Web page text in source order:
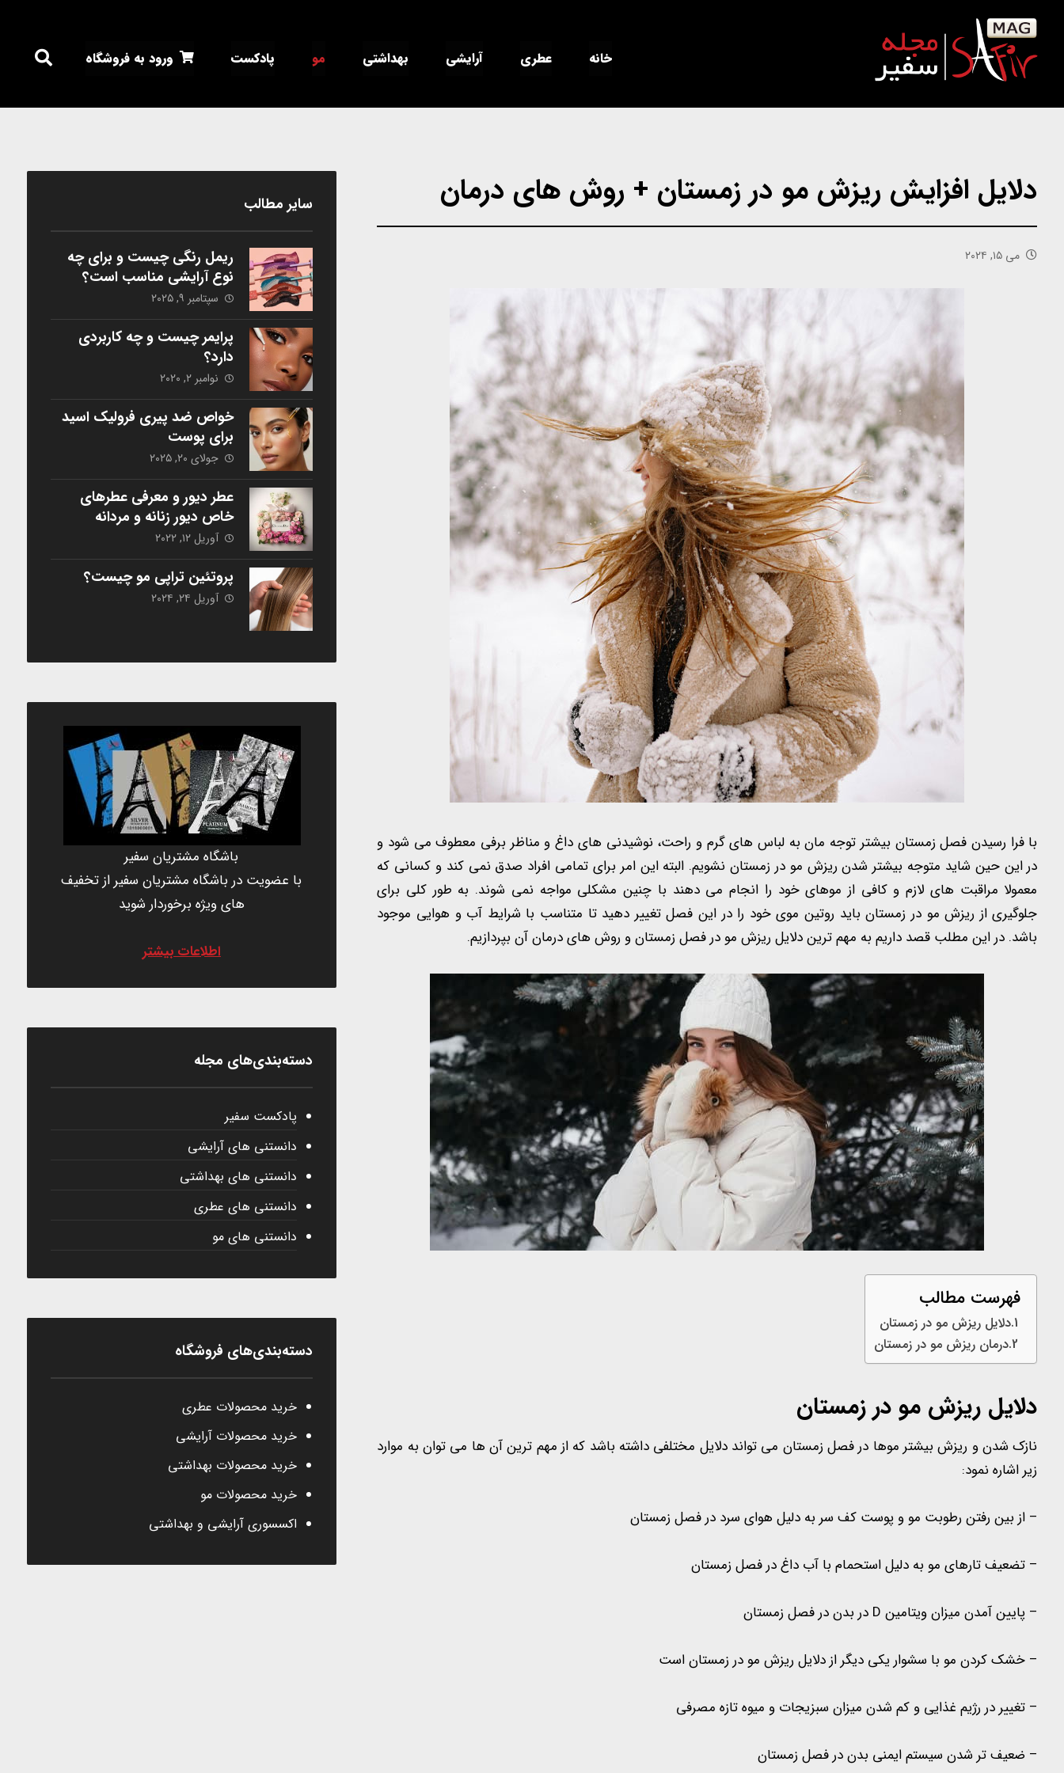
خانه عطری آرایشی بهداشتی مو پادکست ورود به فروشگاه
دلایل افزایش ریزش مو در زمستان + روش های درمان
می ۱۵, ۲۰۲۴
با فرا رسیدن فصل زمستان بیشتر توجه مان به لباس های گرم و راحت، نوشیدنی های داغ و مناظر برفی معطوف می شود و
در این حین شاید متوجه بیشتر شدن ریزش مو در زمستان نشویم. البته این امر برای تمامی افراد صدق نمی کند و کسانی که
معمولا مراقبت های لازم و کافی از موهای خود را انجام می دهند با چنین مشکلی مواجه نمی شوند. به طور کلی برای
جلوگیری از ریزش مو در زمستان باید روتین موی خود را در این فصل تغییر دهید تا متناسب با شرایط آب و هوایی موجود
باشد. در این مطلب قصد داریم به مهم ترین دلایل ریزش مو در فصل زمستان و روش های درمان آن بپردازیم.
فهرست مطالب
دلایل ریزش مو در زمستان
درمان ریزش مو در زمستان
دلایل ریزش مو در زمستان
نازک شدن و ریزش بیشتر موها در فصل زمستان می تواند دلایل مختلفی داشته باشد که از مهم ترین آن ها می توان به موارد
زیر اشاره نمود:
– از بین رفتن رطوبت مو و پوست کف سر به دلیل هوای سرد در فصل زمستان
– تضعیف تارهای مو به دلیل استحمام با آب داغ در فصل زمستان
– پایین آمدن میزان ویتامین D در بدن در فصل زمستان
– خشک کردن مو با سشوار یکی دیگر از دلایل ریزش مو در زمستان است
– تغییر در رژیم غذایی و کم شدن میزان سبزیجات و میوه تازه مصرفی
– ضعیف تر شدن سیستم ایمنی بدن در فصل زمستان
سایر مطالب
ریمل رنگی چیست و برای چه
نوع آرایشی مناسب است؟
سپتامبر ۹, ۲۰۲۵
پرایمر چیست و چه کاربردی
دارد؟
نوامبر ۲, ۲۰۲۰
خواص ضد پیری فرولیک اسید
برای پوست
جولای ۲۰, ۲۰۲۵
عطر دیور و معرفی عطرهای
خاص دیور زنانه و مردانه
آوریل ۱۲, ۲۰۲۲
پروتئین تراپی مو چیست؟
آوریل ۲۴, ۲۰۲۴
باشگاه مشتریان سفیر
با عضویت در باشگاه مشتریان سفیر از تخفیف
های ویژه برخوردار شوید
اطلاعات بیشتر
دسته‌بندی‌های مجله
پادکست سفیر
دانستنی های آرایشی
دانستنی های بهداشتی
دانستنی های عطری
دانستنی های مو
دسته‌بندی‌های فروشگاه
خرید محصولات عطری
خرید محصولات آرایشی
خرید محصولات بهداشتی
خرید محصولات مو
اکسسوری آرایشی و بهداشتی